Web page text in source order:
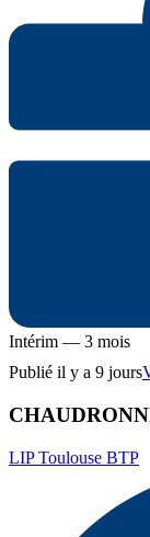
Intérim — 3 mois
Publié il y a 9 jours
LIP Toulouse BTP